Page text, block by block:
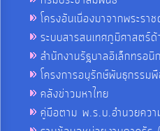
โครงอันเนื่องมาจากพระราช
ระบบสารสนเทศภูมิศาสตร์ด้
สำนักงานรัฐบาลอิเล็กทรอ
โครงการอนุรักษ์พันธุกรรม
คลังข่าวมหาไทย
คู่มือตาม พ.ร.บ.อำนวยคว